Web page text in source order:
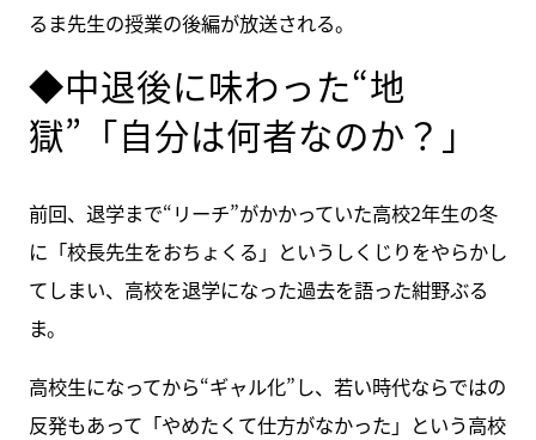
るま先生の授業の後編が放送される。
◆中退後に味わった“地
獄”「自分は何者なのか？」
前回、退学まで“リーチ”がかかっていた高校2年生の冬
に「校長先生をおちょくる」というしくじりをやらかし
てしまい、高校を退学になった過去を語った紺野ぶる
ま。
高校生になってから“ギャル化”し、若い時代ならではの
反発もあって「やめたくて仕方がなかった」という高校